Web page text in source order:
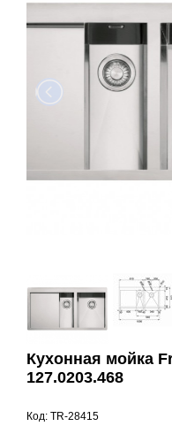
Кухонная мойка
127.0203.468
Код: TR-28415